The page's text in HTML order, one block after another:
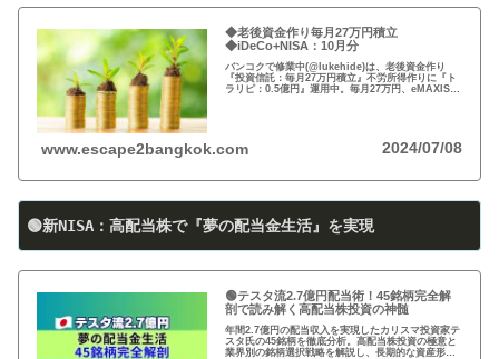
◆老後資金作り毎月27万円積立
◆iDeCo+NISA：10月分
バンコクで修業中(@lukehide)は、老後資金作り
『投資信託：毎月27万円積立』不労所得作りに『ト
ラリピ：0.5億円』運用中。毎月27万円、eMAXIS
www.escape2bangkok.com 2024/07/08
🟢新NISA：高配当株で『夢の配当金生活』を実現
🟢テスタ流2.7億円配当術！45銘柄完全解
剖で読み解く高配当株投資の神髄
年間2.7億円の配当収入を実現したカリスマ投資家テ
スタ氏の45銘柄を徹底分析。高配当株投資の極意と
業界別の銘柄選択戦略を解説し、長期的な資産形成